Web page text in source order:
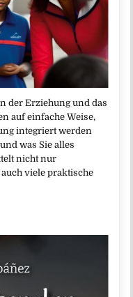
der Erziehung und das
auf einfache Weise,
integriert werden
was Sie alles
nicht nur
viele praktische